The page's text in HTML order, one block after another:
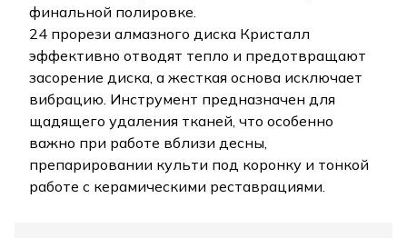
финальной полировке.
24 прорези алмазного диска Кристалл
эффективно отводят тепло и предотвращают
засорение диска, а жесткая основа исключает
вибрацию. Инструмент предназначен для
щадящего удаления тканей, что особенно
важно при работе вблизи десны,
препарировании культи под коронку и тонкой
работе с керамическими реставрациями.